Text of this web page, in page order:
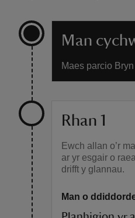
Man
Maes parcio
Rhan 1
Ewch allan o’r
ar yr esgair o
drifft y glannau.
Man o